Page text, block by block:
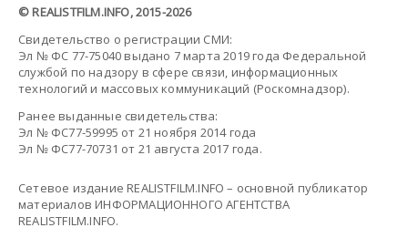
© REALISTFILM.INFO, 2015-2026
Свидетельство о регистрации СМИ:
Эл № ФС 77-75040 выдано 7 марта 2019 года Федеральной
службой по надзору в сфере связи, информационных
технологий и массовых коммуникаций (Роскомнадзор).
Ранее выданные свидетельства:
Эл № ФС77-59995 от 21 ноября 2014 года
Эл № ФС77-70731 от 21 августа 2017 года.
Сетевое издание REALISTFILM.INFO – основной публикатор
материалов ИНФОРМАЦИОННОГО АГЕНТСТВА
REALISTFILM.INFO.